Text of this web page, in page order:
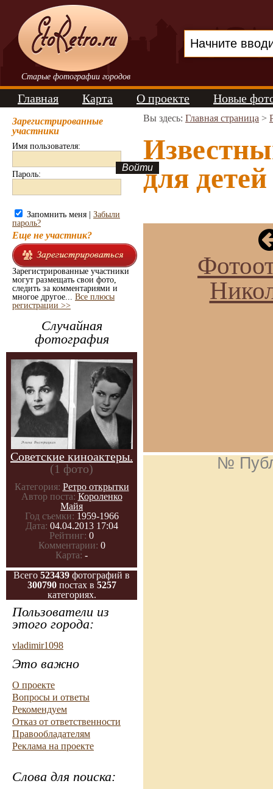
Старые фотографии городов
Главная Карта О проекте Новые
Зарегистрированные
участники
Имя пользователя:
Пароль:
Запомнить меня | Забыли
пароль?
Еще не участник?
Зарегистрированные участники
могут размещать свои фото,
следить за комментариями и
многое другое... Все плюсы
регистрации >>
Случайная
фотография
Советские киноактеры.
(1 фото)
Категория: Ретро открытки
Автор поста: Короленко
Майя
Год съемки: 1959-1966
Дата: 04.04.2013 17:04
Рейтинг: 0
Комментарии: 0
Карта: -
Всего 523439 фотографий в
300790постах в 5257
категориях.
Пользователи из
этого города:
vladimir1098
Это важно
О проекте
Вопросы и ответы
Рекомендуем
Отказ от ответственности
Правообладателям
Реклама на проекте
Слова для поиска:
Вы здесь: Главная страница >
для
№